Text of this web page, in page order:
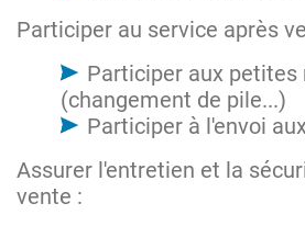
Participer au service après
Participer aux petites
(changement de pile...)
Participer à l'envoi
Assurer l'entretien et la
vente :